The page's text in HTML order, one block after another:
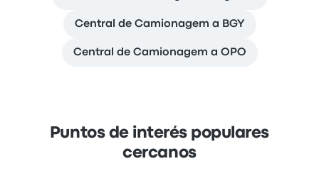
Central de Camionagem a BGY
Central de Camionagem a OPO
Puntos de interés populares
cercanos